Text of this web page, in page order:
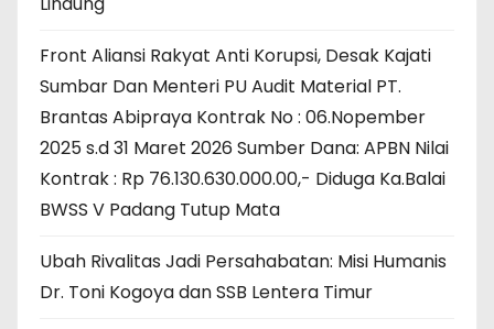
Front Aliansi Rakyat Anti Korupsi, Desak Kajati
Sumbar Dan Menteri PU Audit Material PT.
Brantas Abipraya Kontrak No : 06.Nopember
2025 s.d 31 Maret 2026 Sumber Dana: APBN Nilai
Kontrak : Rp 76.130.630.000.00,- Diduga Ka.Balai
BWSS V Padang Tutup Mata
Ubah Rivalitas Jadi Persahabatan: Misi Humanis
Dr. Toni Kogoya dan SSB Lentera Timur